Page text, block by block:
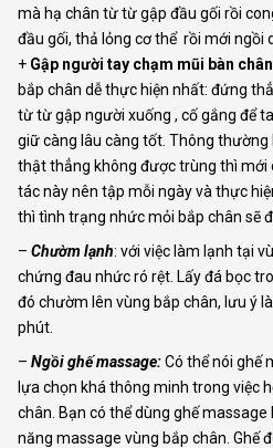
mà hạ chân từ từ gập đầu gối rồi
đầu gối, thả lỏng cơ thể rồi mới ngồi
+ Gập người tay chạm mũi bàn chân
bắp chân dễ thực hiện nhất: đứng
từ từ gập người xuống , cố gắng để
giữ càng lâu càng tốt. Thông thường
thật thẳng không được trùng thì mới
tác này nên tập mỗi ngày và thực
thì tình trạng nhức mỏi bắp chân sẽ
– Chườm lạnh: với việc làm lạnh tại
chứng đau nhức ró rệt. Lấy đá bọc
đó chườm lên vùng bắp chân, lưu ý
phút.
– Ngồi ghế massage:Có thể nói ghế
lựa chọn khá thông minh trong việc
chân. Bạn có thể dùng ghế
năng massage vùng bắp chân. Ghế